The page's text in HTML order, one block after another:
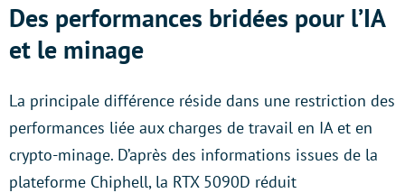
Des performances bridées pour l’IA
et le minage
La principale différence réside dans une restriction des
performances liée aux charges de travail en IA et en
crypto-minage. D’après des informations issues de la
plateforme Chiphell, la RTX 5090D réduit